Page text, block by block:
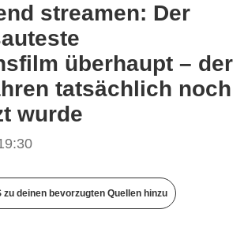
streamen: Der
überhaupt – der
tatsächlich noch
wurde
zu deinen bevorzugten Quellen hinzu
diesen Artikel